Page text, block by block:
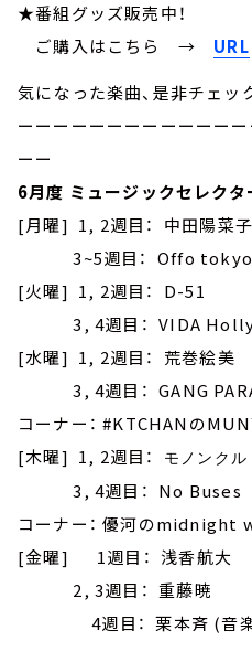
★番組グッズ販売中！
ご購入はこちら → URL
気になった楽曲、是非チェッ
ーーーーーーーーーーーー
ーー
6月度 ミュージックセレクタ
[月曜] 1, 2週目： 中田陽菜子
3~5週目： Offo tokyo
[火曜] 1, 2週目： D-51
3, 4週目： VIDA
[水曜] 1, 2週目： 荒巻絵美
3, 4週目： GANG
コーナー： #KTCHANの
[木曜] 1, 2週目：
モノンクル
3, 4週目： No Buses
コーナー： 優河の
[金曜] 1週目： 浅香航大
2, 3週目： 重藤暁
4週目： 栗本斉 (音楽